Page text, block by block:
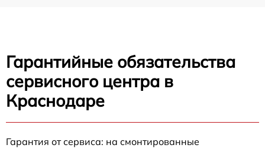
Гарантийные обязательства
сервисного центра в
Краснодаре
Гарантия от сервиса: на смонтированные